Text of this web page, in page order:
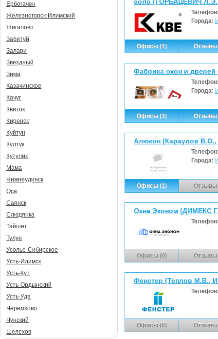
Города:
Офисы (1) Отзывы
Фабрика окон и
Города:
Офисы (3) Отзывы
Алюкон (Караулов
Города:
Офисы (1) Отзывы
Окна Эконом (ДИМЕКС
Офисы (0) Отзывы
Фенстер (Теплов М.В.,
Офисы (0) Отзывы
Ербогачен
Железногорск-Илимский
Жигалово
Забитуй
Залари
Звездный
Зима
Казачинское
Качуг
Квиток
Киренск
Куйтун
Култук
Кутулик
Мама
Нижнеудинск
Оса
Саянск
Слюдянка
Тайшет
Тулун
Усолье-Сибирское
Усть-Илимск
Усть-Кут
Усть-Ордынский
Усть-Уда
Черемхово
Чунский
Шелехов